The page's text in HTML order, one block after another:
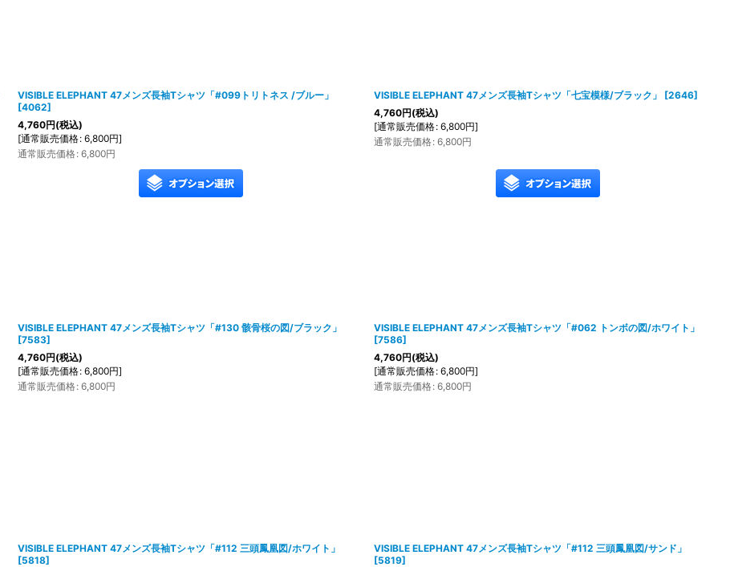
VISIBLE ELEPHANT 47メンズ長袖Tシャツ「#099トリトネス /ブルー」
[4062]
4,760円(税込)
[通常販売価格: 6,800円]
通常販売価格: 6,800円
VISIBLE ELEPHANT 47メンズ長袖Tシャツ「七宝模様/ブラック」 [2646]
4,760円(税込)
[通常販売価格: 6,800円]
通常販売価格: 6,800円
VISIBLE ELEPHANT 47メンズ長袖Tシャツ「#130 骸骨桜の図/ブラック」
[7583]
4,760円(税込)
[通常販売価格: 6,800円]
通常販売価格: 6,800円
VISIBLE ELEPHANT 47メンズ長袖Tシャツ「#062 トンボの図/ホワイト」
[7586]
4,760円(税込)
[通常販売価格: 6,800円]
通常販売価格: 6,800円
VISIBLE ELEPHANT 47メンズ長袖Tシャツ「#112 三頭鳳凰図/ホワイト」
[5818]
VISIBLE ELEPHANT 47メンズ長袖Tシャツ「#112 三頭鳳凰図/サンド」
[5819]